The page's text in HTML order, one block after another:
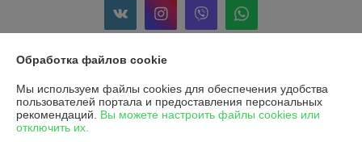
Индивидуальный предприниматель:ИП Филипущенко Егор
Викторович
ул Плеханово 56/1 кв.82
Обработка файлов cookie
Мы используем файлы cookies для обеспечения удобства
пользователей портала и предоставления персональных
рекомендаций. Вы можете настроить файлы cookies или
отключить их.